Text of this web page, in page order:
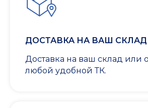
ДОСТАВКА НА ВАШ СКЛАД
Доставка на ваш склад или
любой удобной ТК.